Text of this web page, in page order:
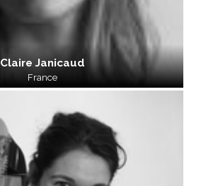
Claire Janicaud
France